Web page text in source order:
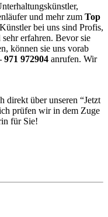
und mehr zum Top
bei uns sind Profis,
erfahren. Bevor sie
können sie uns vorab
971 972904 anrufen. Wir
direkt über unseren “Jetzt
prüfen wir in dem Zuge
für Sie!